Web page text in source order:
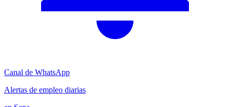
Canal de WhatsApp
Alertas de empleo diarias